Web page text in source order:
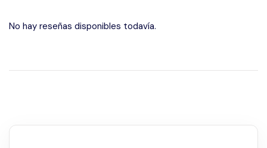
No hay reseñas disponibles todavía.